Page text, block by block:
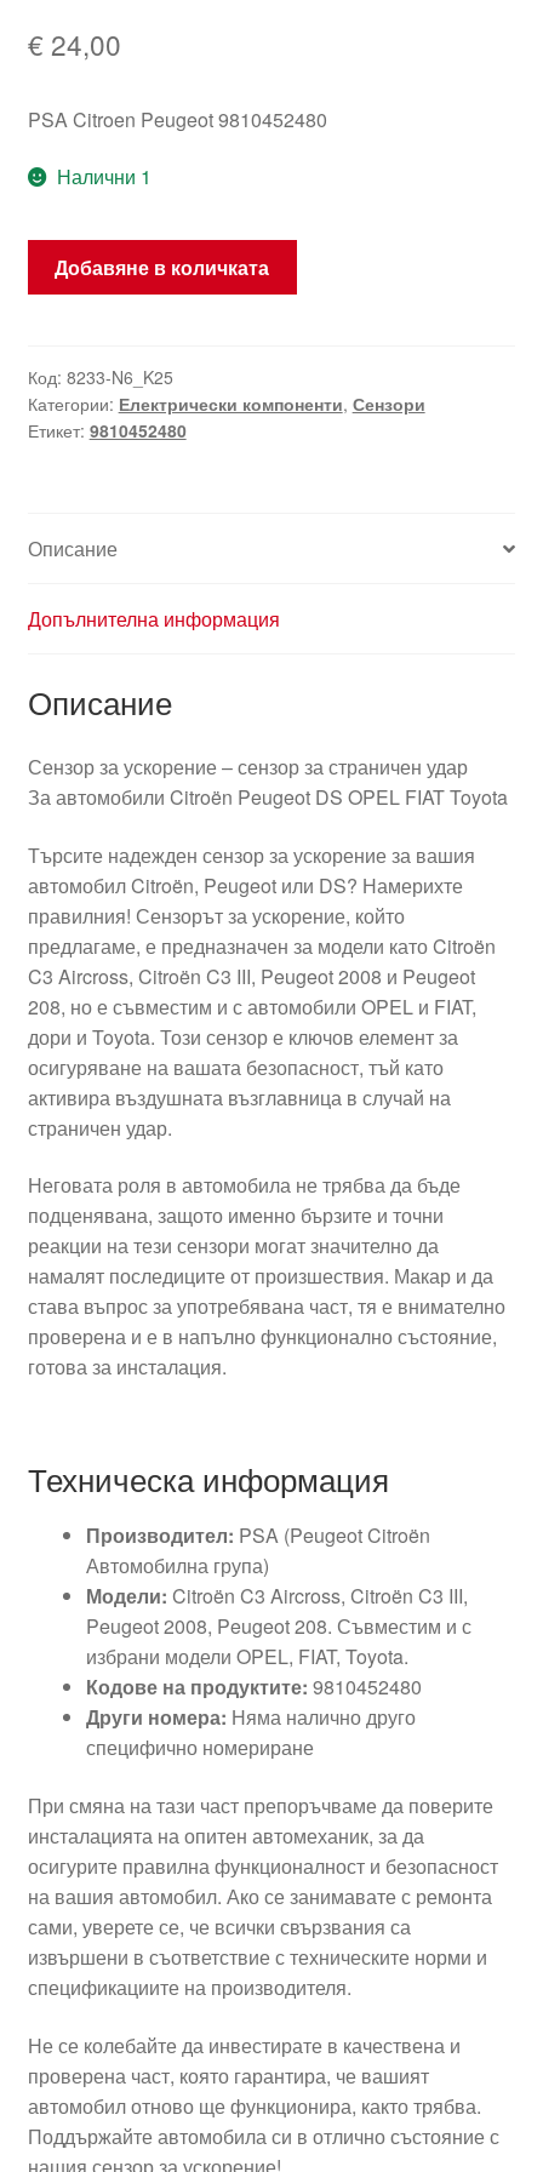
€ 24,00
PSA Citroen Peugeot 9810452480
Налични 1
количество
ускорение
Citroën
Peugeot
Добавяне в количката
Код: 8233-N6_K25
Категории: Електрически компоненти, Сензори
Етикет: 9810452480
Описание
Допълнителна информация
Описание
Сензор за ускорение – сензор за страничен удар
За автомобили Citroën Peugeot DS OPEL FIAT Toyota
Търсите надежден сензор за ускорение за вашия
автомобил Citroën, Peugeot или DS? Намерихте
правилния! Сензорът за ускорение, който
предлагаме, е предназначен за модели като Citroën
C3 Aircross, Citroën C3 III, Peugeot 2008 и Peugeot
208, но е съвместим и с автомобили OPEL и FIAT,
дори и Toyota. Този сензор е ключов елемент за
осигуряване на вашата безопасност, тъй като
активира въздушната възглавница в случай на
страничен удар.
Неговата роля в автомобила не трябва да бъде
подценявана, защото именно бързите и точни
реакции на тези сензори могат значително да
намалят последиците от произшествия. Макар и да
става въпрос за употребявана част, тя е внимателно
проверена и е в напълно функционално състояние,
готова за инсталация.
Техническа информация
Производител: PSA (Peugeot Citroën
Автомобилна група)
Модели: Citroën C3 Aircross, Citroën C3 III,
Peugeot 2008, Peugeot 208. Съвместим и с
избрани модели OPEL, FIAT, Toyota.
Кодове на продуктите: 9810452480
Други номера: Няма налично друго
специфично номериране
При смяна на тази част препоръчваме да поверите
инсталацията на опитен автомеханик, за да
осигурите правилна функционалност и безопасност
на вашия автомобил. Ако се занимавате с ремонта
сами, уверете се, че всички свързвания са
извършени в съответствие с техническите норми и
спецификациите на производителя.
Не се колебайте да инвестирате в качествена и
проверена част, която гарантира, че вашият
автомобил отново ще функционира, както трябва.
Поддържайте автомобила си в отлично състояние с
нашия сензор за ускорение!